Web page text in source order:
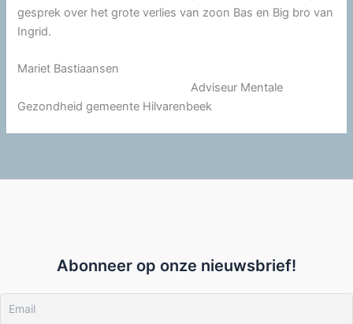
gesprek over het grote verlies van zoon Bas en Big bro van
Ingrid.
Mariet Bastiaansen
Adviseur Mentale
Gezondheid gemeente Hilvarenbeek
Abonneer op onze nieuwsbrief!